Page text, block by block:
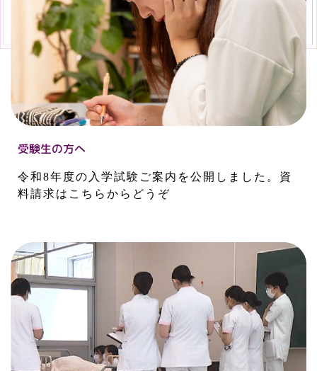
受験生の方へ
令和8年度の入学試験ご案内を公開しました。資
料請求はこちらからどうぞ